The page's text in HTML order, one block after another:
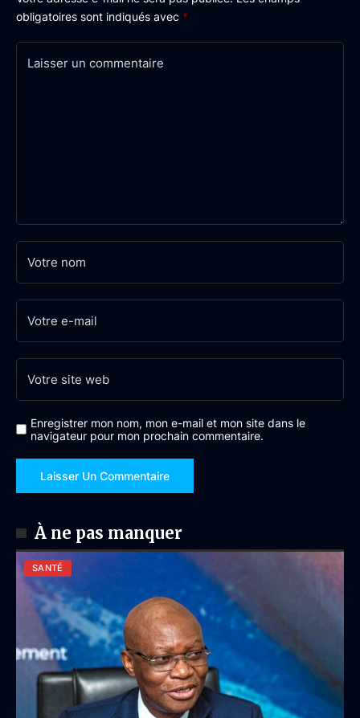
obligatoires sont indiqués avec *
Enregistrer mon nom, mon e-mail et mon site dans le
navigateur pour mon prochain commentaire.
À ne pas manquer
SANTÉ